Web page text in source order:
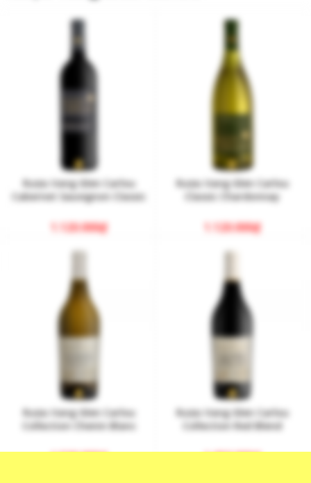
Rượu Vang Glen Carlou
Cabernet Sauvignon Classic
1.120.000₫
Rượu Vang Glen Carlou
Classic Chardonnay
1.120.000₫
Rượu Vang Glen Carlou
Collection Chenin Blanc
1.530.000₫
Rượu Vang Glen Carlou
Collection Red Blend
1.650.000₫